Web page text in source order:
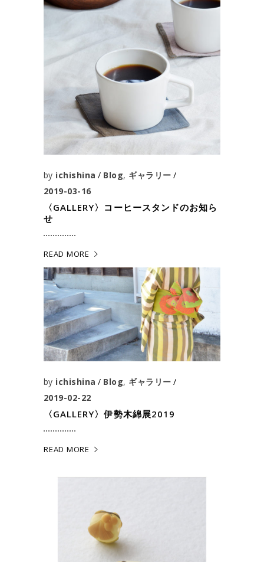
by ichishina Blog, ギャラリー
2019-03-16
〈GALLERY〉コーヒースタンドのお知ら
せ
READ MORE
by ichishina Blog, ギャラリー
2019-02-22
〈GALLERY〉伊勢木綿展2019
READ MORE